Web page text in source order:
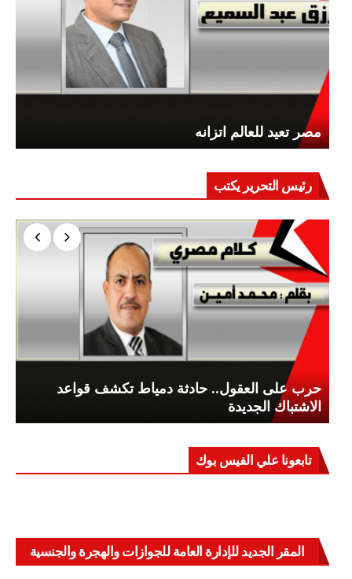
مصر تعيد للعالم اتزانه
رئيس التحرير يكتب
حرب على العقول.. حادثة دمياط تكشف قواعد
الاشتباك الجديدة
تابعونا علي الفيس بوك
المقر الجديد للإدارة العامة للجوازات والهجرة والجنسية